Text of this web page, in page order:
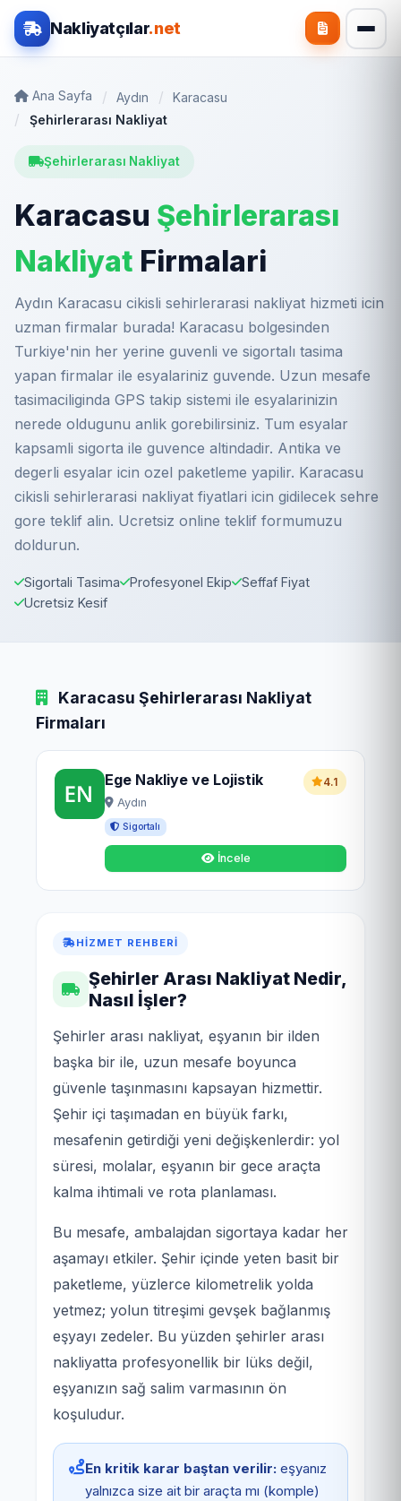
Nakliyatçılar.net
Ana Sayfa Aydın
Karacasu
Şehirlerarası Nakliyat
Şehirlerarası Nakliyat
Karacasu Şehirlerarası
Nakliyat Firmalari
Aydın Karacasu cikisli sehirlerarasi nakliyat hizmeti icin
uzman firmalar burada! Karacasu bolgesinden
Turkiye'nin her yerine guvenli ve sigortalı tasima
yapan firmalar ile esyalariniz guvende. Uzun mesafe
tasimaciliginda GPS takip sistemi ile esyalarinizin
nerede oldugunu anlik gorebilirsiniz. Tum esyalar
kapsamli sigorta ile guvence altindadir. Antika ve
degerli esyalar icin ozel paketleme yapilir. Karacasu
cikisli sehirlerarasi nakliyat fiyatlari icin gidilecek sehre
gore teklif alin. Ucretsiz online teklif formumuzu
doldurun.
Sigortali Tasima Profesyonel Ekip
Seffaf Fiyat
Ucretsiz Kesif
Karacasu Şehirlerarası Nakliyat
Firmaları
Ege Nakliye ve Lojistik
Aydın
4.1
Sigortalı
İncele
HIZMET REHBERI
Şehirler Arası Nakliyat Nedir,
Nasıl İşler?
Şehirler arası nakliyat, eşyanın bir ilden
başka bir ile, uzun mesafe boyunca
güvenle taşınmasını kapsayan hizmettir.
Şehir içi taşımadan en büyük farkı,
mesafenin getirdiği yeni değişkenlerdir: yol
süresi, molalar, eşyanın bir gece araçta
kalma ihtimali ve rota planlaması.
Bu mesafe, ambalajdan sigortaya kadar her
aşamayı etkiler. Şehir içinde yeten basit bir
paketleme, yüzlerce kilometrelik yolda
yetmez; yolun titreşimi gevşek bağlanmış
eşyayı zedeler. Bu yüzden şehirler arası
nakliyatta profesyonellik bir lüks değil,
eşyanızın sağ salim varmasının ön
koşuludur.
En kritik karar baştan verilir: eşyanız
yalnızca size ait bir araçta mı (komple)